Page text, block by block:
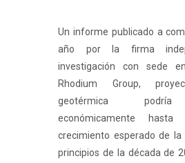
Un informe publicado a
año por la firma
investigación con sede
Rhodium Group,
geotérmica podría
económicamente
crecimiento esperado de la
principios de la década de